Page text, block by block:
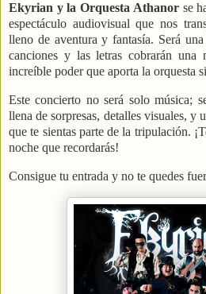
Ekyrian y la Orquesta Athanorse
espectáculo audiovisual que nos
lleno de aventura y fantasía. Será
canciones y las letras cobrarán una
increíble poder que aporta la orquesta
Este concierto no será solo música;
llena de sorpresas, detalles visuales, y
que te sientas parte de la tripulación.
noche que recordarás!
Consigue tu entrada y no te quedes